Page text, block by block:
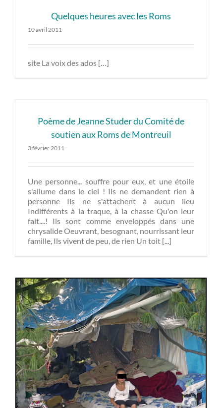
Quelques heures avec les Roms
10 avril 2011
site La voix des ados […]
Poème de Jeanne Studer du Comité de
soutien aux Roms de Montreuil
3 février 2011
Une personne... souffre pour eux, et une étoile
s'allume dans le ciel ! Ils ne demandent rien à
personne Ils ne s'attachent à aucun lieu
Indifférents à la traque, à la chasse Qu'on leur
fait....! Ils sont comme enveloppés dans une
chrysalide Oeuvrant, besognant, nourrissant leur
famille, Ils vivent de peu, de rien Un toit [...]